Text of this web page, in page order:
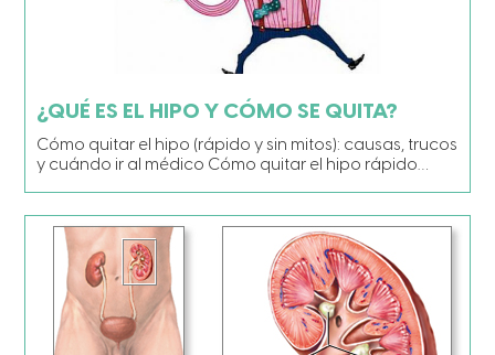
¿QUÉ ES EL HIPO Y CÓMO SE QUITA?
Cómo quitar el hipo (rápido y sin mitos): causas, trucos
y cuándo ir al médico Cómo quitar el hipo rápido…